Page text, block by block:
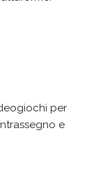
per
e